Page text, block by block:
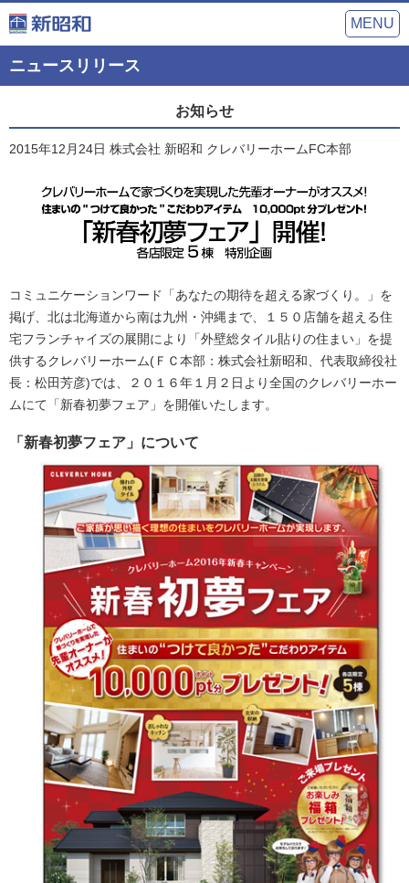
MENU
ニュースリリース
お知らせ
2015年12月24日 株式会社 新昭和 クレバリーホームFC本部
コミュニケーションワード「あなたの期待を超える家づくり。」を
掲げ、北は北海道から南は九州・沖縄まで、１５０店舗を超える住
宅フランチャイズの展開により「外壁総タイル貼りの住まい」を提
供するクレバリーホーム(ＦＣ本部：株式会社新昭和、代表取締役社
長：松田芳彦)では、２０１６年１月２日より全国のクレバリーホー
ムにて「新春初夢フェア」を開催いたします。
「新春初夢フェア」について